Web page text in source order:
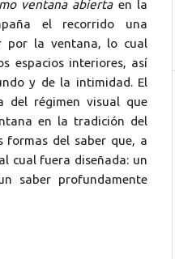
ventana abierta en la
el recorrido una
por la ventana, lo cual
espacios interiores, así
y de la intimidad. El
del régimen visual que
en la tradición del
formas del saber que, a
cual fuera diseñada: un
saber profundamente